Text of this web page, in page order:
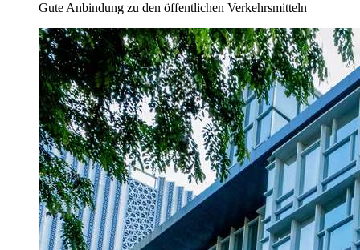
Gute Anbindung zu den öffentlichen Verkehrsmitteln